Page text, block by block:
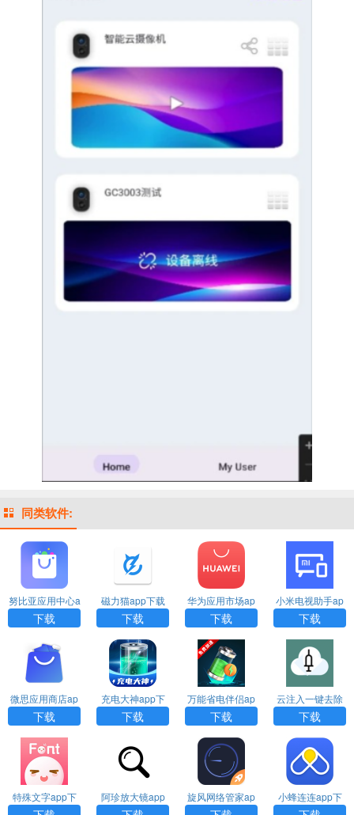
同类软件:
努比亚应用中心a
pp下载
下载
磁力猫app下载
下载
华为应用市场ap
p官方正版下载安
装
下载
小米电视助手ap
p官方下载安装
下载
微思应用商店ap
p下载
下载
充电大神app下
载
下载
万能省电伴侣ap
p下载
下载
云注入一键去除
下载
下载
特殊文字app下
载
阿珍放大镜app
下载
旋风网络管家ap
p下载
小蜂连连app下
载